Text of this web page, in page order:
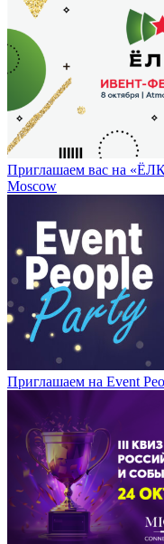
Приглашаем вас на
Moscow
Приглашаем на Event